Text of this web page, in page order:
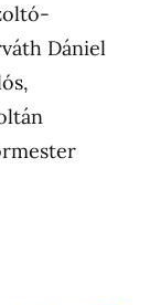
Dániel